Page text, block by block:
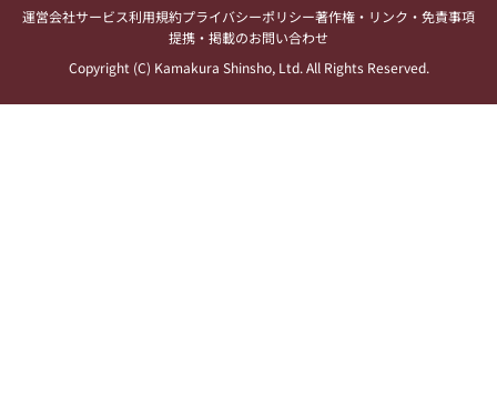
運営会社サービス利用規約プライバシーポリシー著作権・リンク・免責事項
提携・掲載のお問い合わせ
Copyright (C) Kamakura Shinsho, Ltd. All Rights Reserved.